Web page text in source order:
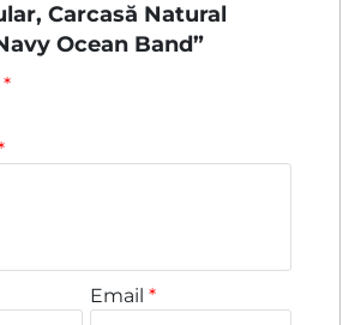
Carcasă Natural
Ocean Band”
*
Email*